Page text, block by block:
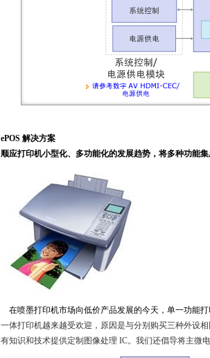
ePOS 解决方案
顺应打印机小型化、多功能化的发展趋势，将多种功能
在喷墨打印机市场向低价产品发展的今天，单一功能
一体打印机越来越受欢迎，原因是与分别购买三种外设
有知识和技术提供定制图像处理 IC。我们还倡导将主微